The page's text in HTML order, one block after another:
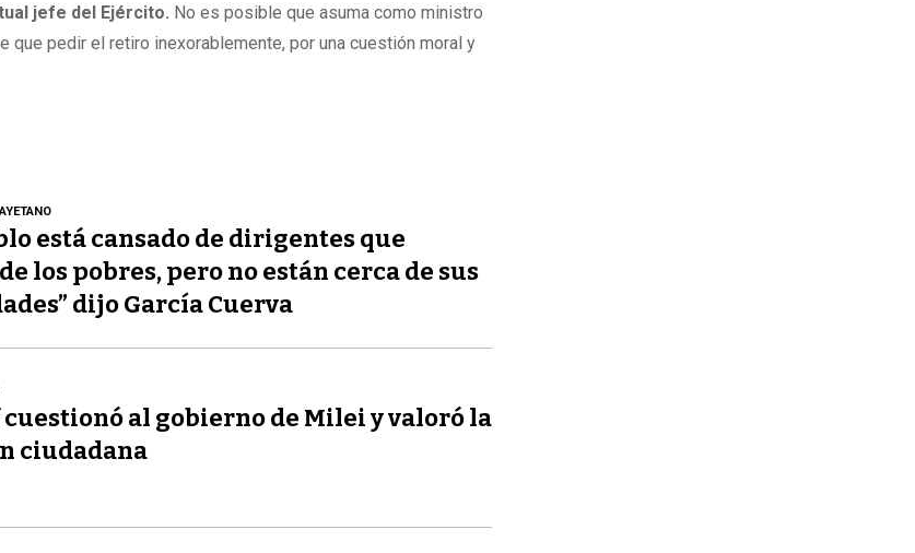
jefe del Ejército. No es posible que asuma como ministro
que pedir el retiro inexorablemente, por una cuestión moral y
está cansado de dirigentes que
los pobres, pero no están cerca de sus
dijo García Cuerva
al gobierno de Milei y valoró la
ciudadana